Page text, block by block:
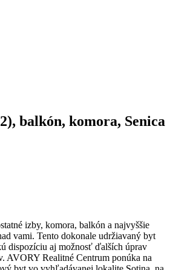
balkón, komora, Senica
izby, komora, balkón a najvyššie
vami. Tento dokonale udržiavaný byt
dispozíciu aj možnosť ďalších úprav
AVORY Realitné Centrum ponúka na